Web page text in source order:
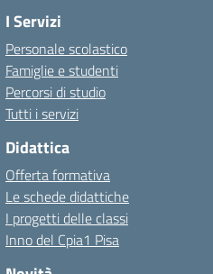
I Servizi
Personale scolastico
Famiglie e studenti
Percorsi di studio
Tutti i servizi
Didattica
Offerta formativa
Le schede didattiche
I progetti delle classi
Inno del Cpia1 Pisa